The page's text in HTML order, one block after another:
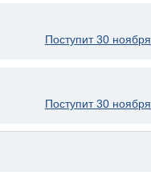
Поступит 30 ноября
Поступит 30 ноября